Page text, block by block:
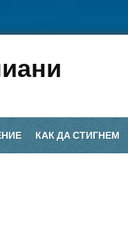
КАК ДА СТИГНЕМ